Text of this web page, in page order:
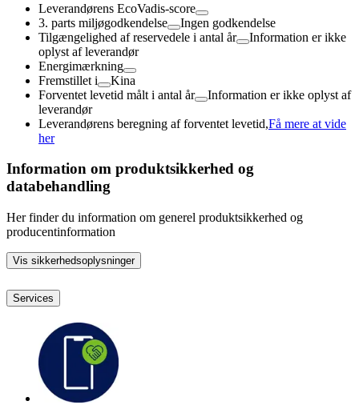
Leverandørens EcoVadis-score
3. parts miljøgodkendelse
Ingen godkendelse
Tilgængelighed af reservedele i antal år
Information er ikke
oplyst af leverandør
Energimærkning
Fremstillet i
Kina
Forventet levetid målt i antal år
Information er ikke oplyst af
leverandør
Leverandørens beregning af forventet levetid,Få mere at vide
her
Information om produktsikkerhed og
databehandling
Her finder du information om generel produktsikkerhed og
producentinformation
Vis sikkerhedsoplysninger
Services